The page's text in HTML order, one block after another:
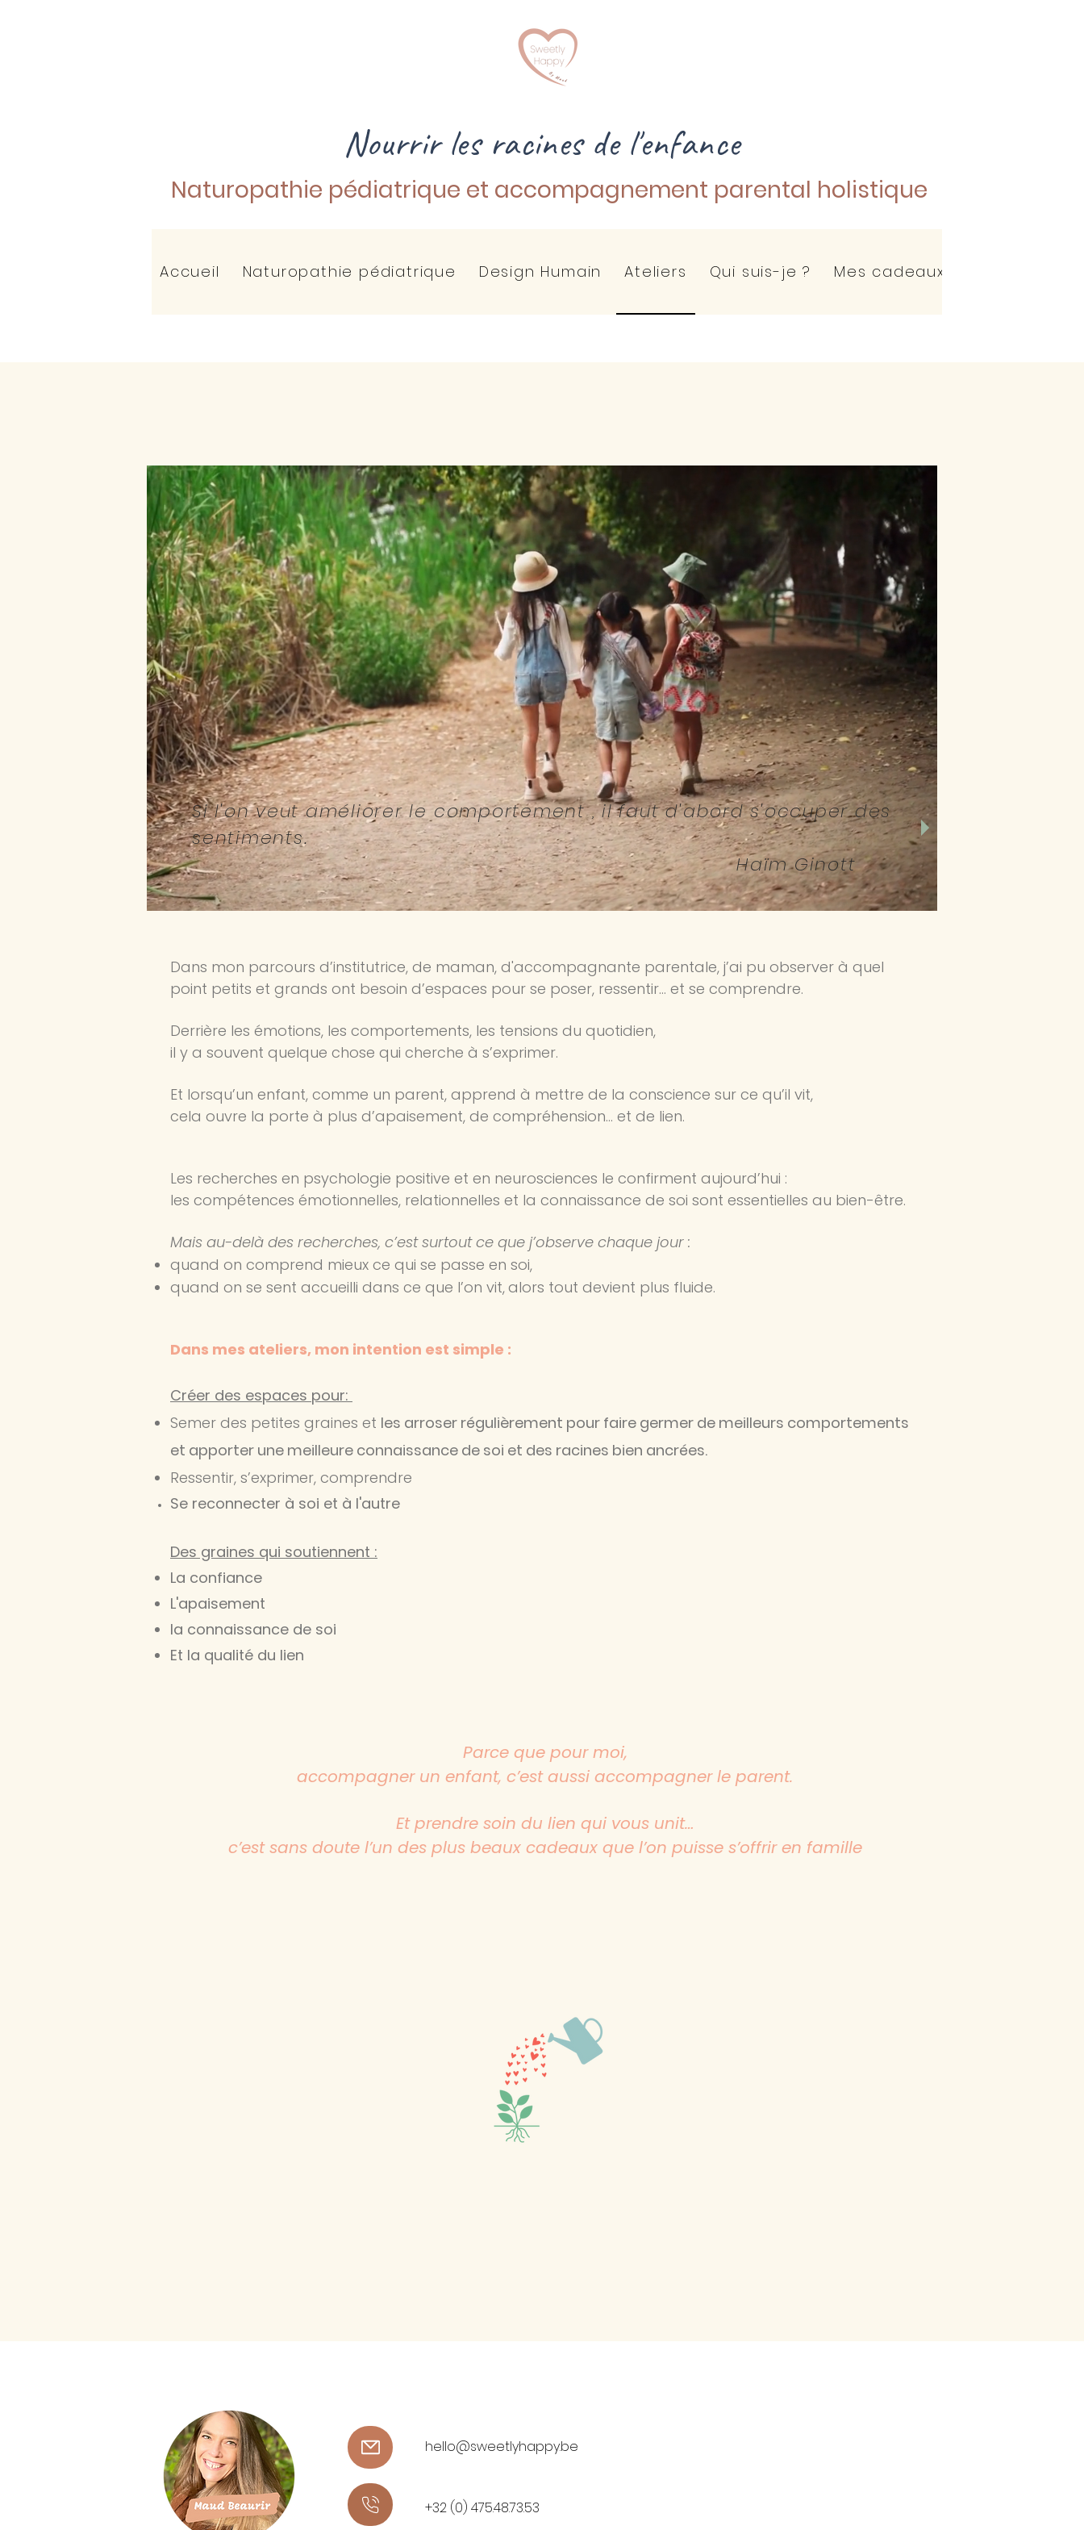
Nourrir les racines de l'enfance
Naturopathie pédiatrique et accompagnement parental holistique
Accueil Naturopathie pédiatrique Design Humain Ateliers Qui suis-je ? Mes cadeaux pour vous
Si l'on veut améliorer le comportement , il faut d'abord s'occuper des
sentiments.
Haïm Ginott
Dans mon parcours d’institutrice, de maman, d'accompagnante parentale, j’ai pu observer à quel
point petits et grands ont besoin d’espaces pour se poser, ressentir… et se comprendre.
Derrière les émotions, les comportements, les tensions du quotidien,
il y a souvent quelque chose qui cherche à s’exprimer.
Et lorsqu’un enfant, comme un parent, apprend à mettre de la conscience sur ce qu’il vit,
cela ouvre la porte à plus d’apaisement, de compréhension… et de lien.
Les recherches en psychologie positive et en neurosciences le confirment aujourd’hui :
les compétences émotionnelles, relationnelles et la connaissance de soi sont essentielles au bien-être.
Mais au-delà des recherches, c’est surtout ce que j’observe chaque jour :
quand on comprend mieux ce qui se passe en soi,
quand on se sent accueilli dans ce que l’on vit,alors tout devient plus fluide.
Dans mes ateliers, mon intention est simple :
Créer des espaces pour:
Semer des petites graines et les arroser régulièrement pour faire germer de meilleurs comportements
et apporter une meilleure connaissance de soi et des racines bien ancrées.
Ressentir, s’exprimer, comprendre
Se reconnecter à soi et à l'autre
Des graines qui soutiennent :
La confiance
L'apaisement
la connaissance de soi
Et la qualité du lien
Parce que pour moi,
accompagner un enfant, c’est aussi accompagner le parent.
Et prendre soin du lien qui vous unit…
c’est sans doute l’un des plus beaux cadeaux que l’on puisse s’offrir en famille
hello@sweetlyhappy.be
+32 (0) 475.48.73.53